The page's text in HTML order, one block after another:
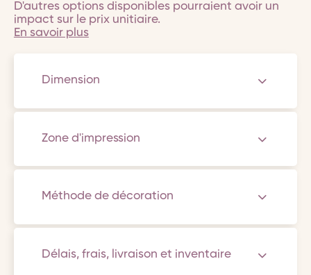
D'autres options disponibles pourraient avoir un
impact sur le prix unitiaire.
En savoir plus
Dimension
Zone d'impression
Méthode de décoration
Délais, frais, livraison et inventaire